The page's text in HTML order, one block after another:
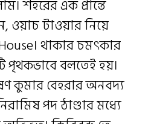
শহরের এক প্রান্তে
ওয়াচ টাওয়ার নিয়ে
থাকার চমৎকার
পৃথকভাবে বলতেই হয়।
কুমার বেহরার অনবদ্য
পদ ঠাণ্ডার মধ্যে